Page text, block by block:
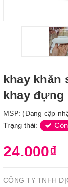
khay khăn
khay đựng
MSP: (Đang cập
Trạng thái:
24.000₫
CÔNG TY TNHH